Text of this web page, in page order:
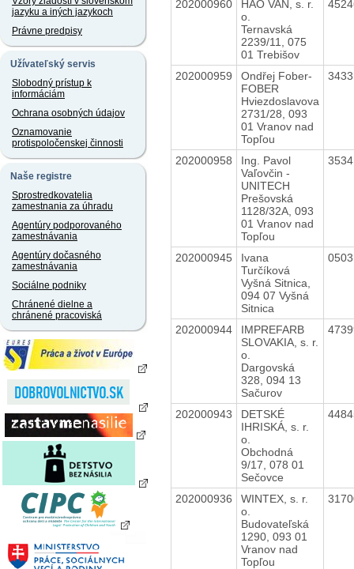
jazyku a iných jazykoch
Právne predpisy
Užívateľský servis
Slobodný prístup k
informáciám
Ochrana osobných údajov
Oznamovanie
protispoločenskej činnosti
Naše registre
Sprostredkovatelia
zamestnania za úhradu
Agentúry podporovaného
zamestnávania
Agentúry dočasného
zamestnávania
Sociálne podniky
Chránené dielne a
chránené pracoviská
202000960
HAO VAN, s. r.
o.
Ternavská
2239/11, 075
01 Trebišov
202000959
Ondřej Fober-
FOBER
Hviezdoslavova
2731/28, 093
01 Vranov nad
Topľou
202000958
Ing. Pavol
Vaľovčin -
UNITECH
Prešovská
1128/32A, 093
01 Vranov nad
Topľou
202000945
Ivana
Turčíková
Vyšná Sitnica,
094 07 Vyšná
Sitnica
202000944
IMPREFARB
SLOVAKIA, s. r.
o.
Dargovská
328, 094 13
Sačurov
202000943
DETSKÉ
IHRISKÁ, s. r.
o.
Obchodná
9/17, 078 01
Sečovce
202000936
WINTEX, s. r.
o.
Budovateľská
1290, 093 01
Vranov nad
Topľou